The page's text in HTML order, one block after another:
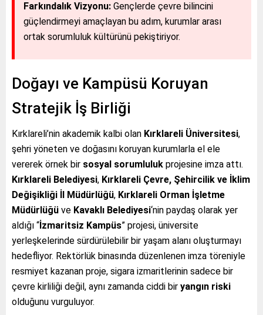
Farkındalık Vizyonu: Gençlerde çevre bilincini
güçlendirmeyi amaçlayan bu adım, kurumlar arası
ortak sorumluluk kültürünü pekiştiriyor.
Doğayı ve Kampüsü Koruyan
Stratejik İş Birliği
Kırklareli’nin akademik kalbi olan Kırklareli Üniversitesi,
şehri yöneten ve doğasını koruyan kurumlarla el ele
vererek örnek bir sosyal sorumluluk projesine imza attı.
Kırklareli Belediyesi, Kırklareli Çevre, Şehircilik ve İklim
Değişikliği İl Müdürlüğü, Kırklareli Orman İşletme
Müdürlüğü ve Kavaklı Belediyesi‘nin paydaş olarak yer
aldığı “ İzmaritsiz Kampüs” projesi, üniversite
yerleşkelerinde sürdürülebilir bir yaşam alanı oluşturmayı
hedefliyor. Rektörlük binasında düzenlenen imza töreniyle
resmiyet kazanan proje, sigara izmaritlerinin sadece bir
çevre kirliliği değil, aynı zamanda ciddi bir yangın riski
olduğunu vurguluyor.